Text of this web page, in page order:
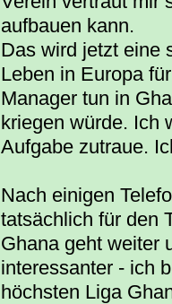
aufbauen kann.
Das wird jetzt eine
Leben in Europa
Manager tun in
kriegen würde. Ich
Aufgabe zutraue.
Nach einigen
tatsächlich für den
Ghana geht weiter
interessanter - ich
höchsten Liga